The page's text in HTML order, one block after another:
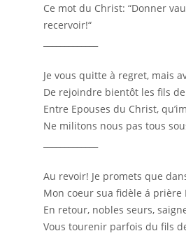
Ce mot du Christ: “Donner
recervoir!“
Je vous quitte à regret, mais
De rejoindre bientôt les fils
Entre Epouses du Christ,
Ne militons nous pas tous
Au revoir! Je promets que
Mon coeur sua fidèle á prière
En retour, nobles seurs,
Vous tourenir parfois du fils